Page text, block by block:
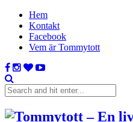
Hem
Kontakt
Facebook
Vem är Tommytott